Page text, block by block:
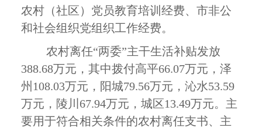
农村（社区）党员教育培训经费、市非公
和社会组织党组织工作经费。
农村离任“两委”主干生活补贴发放
388.68万元，其中拨付高平66.07万元，泽
州 108.03万元，阳城79.56万元，沁水53.59
万元，陵川 67.94万元，城区13.49万元。主
要用于符合相关条件的农村离任支书、主